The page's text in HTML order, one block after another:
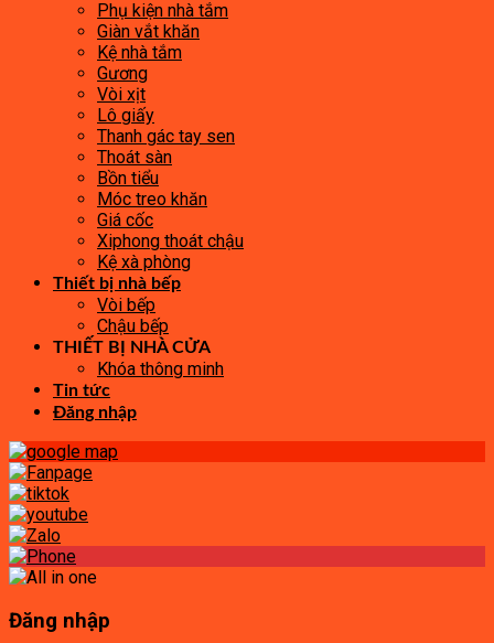
Phụ kiện nhà tắm
Giàn vắt khăn
Kệ nhà tắm
Gương
Vòi xịt
Lô giấy
Thanh gác tay sen
Thoát sàn
Bồn tiểu
Móc treo khăn
Giá cốc
Xiphong thoát chậu
Kệ xà phòng
Thiết bị nhà bếp
Vòi bếp
Chậu bếp
THIẾT BỊ NHÀ CỬA
Khóa thông minh
Tin tức
Đăng nhập
Đăng nhập